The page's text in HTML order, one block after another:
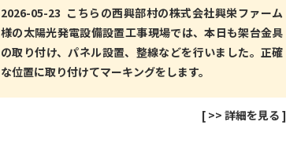
2026-05-23 こちらの西興部村の株式会社興栄ファーム
様の太陽光発電設備設置工事現場では、本日も架台金具
の取り付け、パネル設置、整線などを行いました。正確
な位置に取り付けてマーキングをします。
[ >> 詳細を見る ]